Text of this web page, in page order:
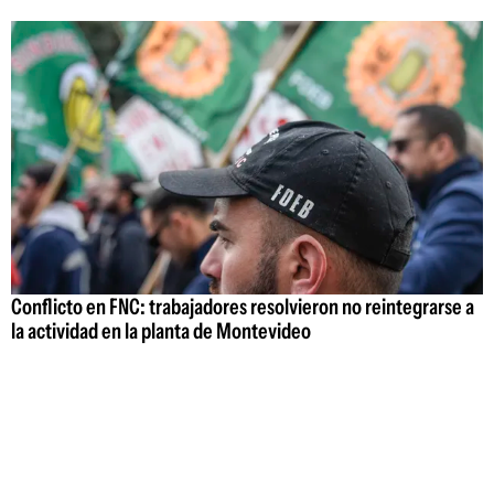
Conflicto en FNC: trabajadores resolvieron no reintegrarse a
la actividad en la planta de Montevideo